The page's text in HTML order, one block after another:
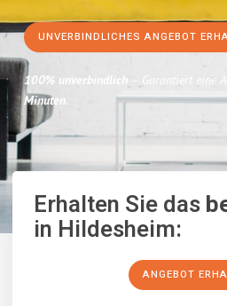
UNVERBINDLICHES ANGEBOT
100% unverbindlich – Garantiert eine
Minuten.
Erhalten Sie das
in Hildesheim:
ANGEBOT